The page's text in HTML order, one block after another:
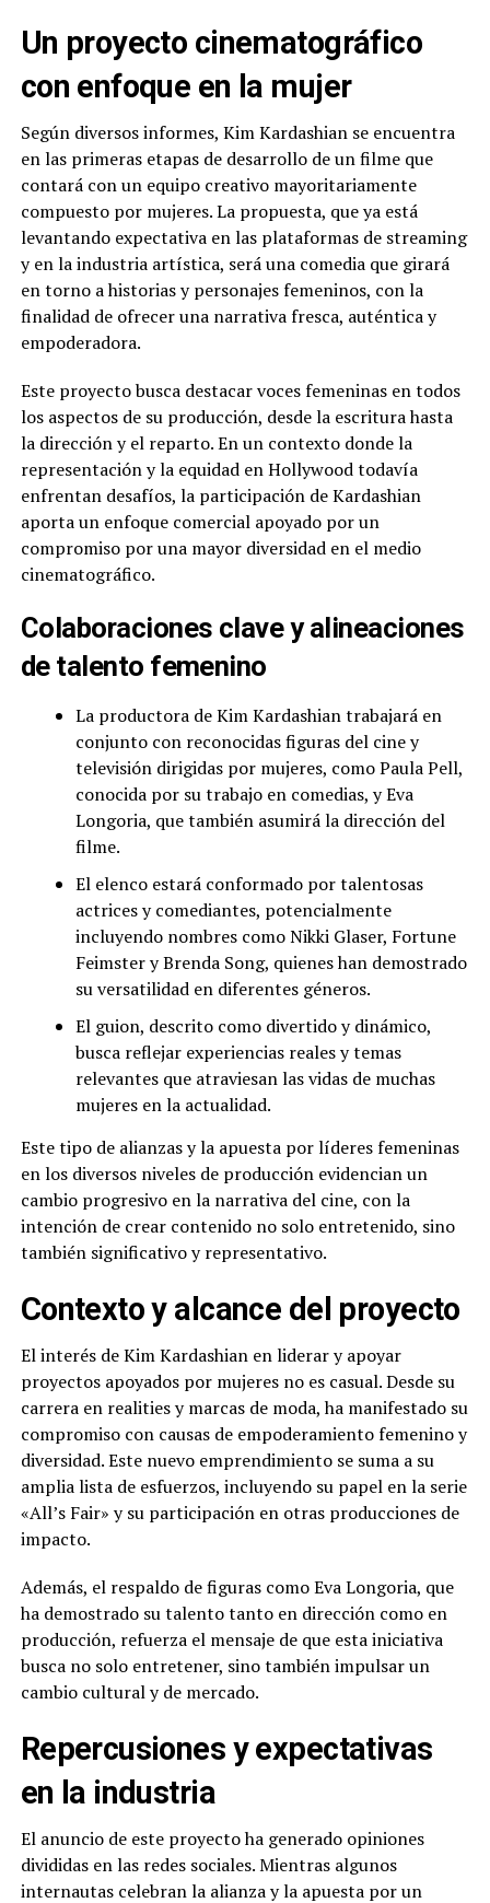
Un proyecto cinematográfico
con enfoque en la mujer
Según diversos informes, Kim Kardashian se encuentra
en las primeras etapas de desarrollo de un filme que
contará con un equipo creativo mayoritariamente
compuesto por mujeres. La propuesta, que ya está
levantando expectativa en las plataformas de streaming
y en la industria artística, será una comedia que girará
en torno a historias y personajes femeninos, con la
finalidad de ofrecer una narrativa fresca, auténtica y
empoderadora.
Este proyecto busca destacar voces femeninas en todos
los aspectos de su producción, desde la escritura hasta
la dirección y el reparto. En un contexto donde la
representación y la equidad en Hollywood todavía
enfrentan desafíos, la participación de Kardashian
aporta un enfoque comercial apoyado por un
compromiso por una mayor diversidad en el medio
cinematográfico.
Colaboraciones clave y alineaciones
de talento femenino
La productora de Kim Kardashian trabajará en
conjunto con reconocidas figuras del cine y
televisión dirigidas por mujeres, como Paula Pell,
conocida por su trabajo en comedias, y Eva
Longoria, que también asumirá la dirección del
filme.
El elenco estará conformado por talentosas
actrices y comediantes, potencialmente
incluyendo nombres como Nikki Glaser, Fortune
Feimster y Brenda Song, quienes han demostrado
su versatilidad en diferentes géneros.
El guion, descrito como divertido y dinámico,
busca reflejar experiencias reales y temas
relevantes que atraviesan las vidas de muchas
mujeres en la actualidad.
Este tipo de alianzas y la apuesta por líderes femeninas
en los diversos niveles de producción evidencian un
cambio progresivo en la narrativa del cine, con la
intención de crear contenido no solo entretenido, sino
también significativo y representativo.
Contexto y alcance del proyecto
El interés de Kim Kardashian en liderar y apoyar
proyectos apoyados por mujeres no es casual. Desde su
carrera en realities y marcas de moda, ha manifestado su
compromiso con causas de empoderamiento femenino y
diversidad. Este nuevo emprendimiento se suma a su
amplia lista de esfuerzos, incluyendo su papel en la serie
«All’s Fair» y su participación en otras producciones de
impacto.
Además, el respaldo de figuras como Eva Longoria, que
ha demostrado su talento tanto en dirección como en
producción, refuerza el mensaje de que esta iniciativa
busca no solo entretener, sino también impulsar un
cambio cultural y de mercado.
Repercusiones y expectativas
en la industria
El anuncio de este proyecto ha generado opiniones
divididas en las redes sociales. Mientras algunos
internautas celebran la alianza y la apuesta por un